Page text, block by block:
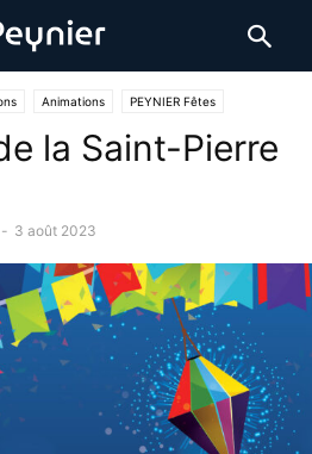
Animations PEYNIER Fêtes
la Saint-Pierre
- 3 août 2023